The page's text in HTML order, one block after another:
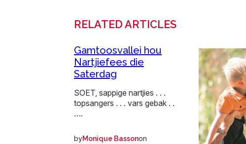
RELATED ARTICLES
Gamtoosvallei hou
Nartjiefees die
Saterdag
SOET, sappige nartjies . . .
topsangers . . . vars gebak . .
….
byMonique Bassonon